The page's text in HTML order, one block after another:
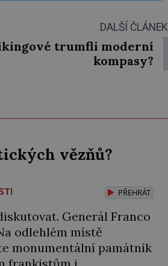
DALŠÍ ČLÁNEK
trumfli moderní
kompasy?
vězňů?
PŘEHRÁT
Generál Franco
odlehlém místě
monumentální památník
frankistům i